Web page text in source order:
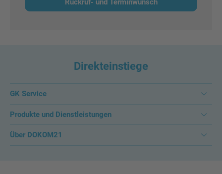
Direkteinstiege
GK Service
Produkte und Dienstleistungen
Über DOKOM21